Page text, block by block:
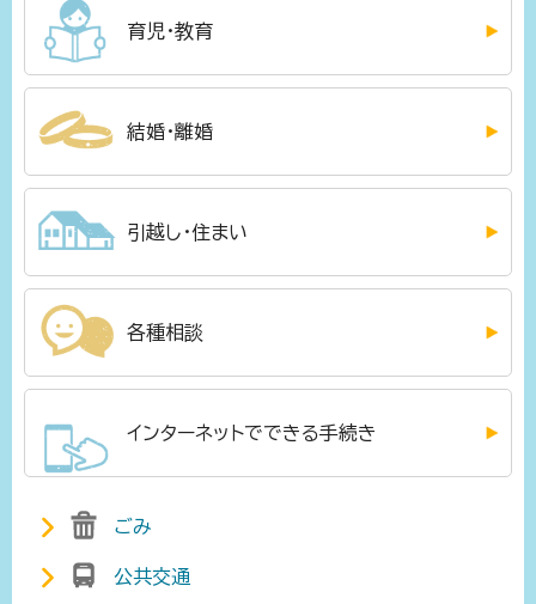
育児・教育
結婚・離婚
引越し・住まい
各種相談
インターネットでできる手続き
ごみ
公共交通